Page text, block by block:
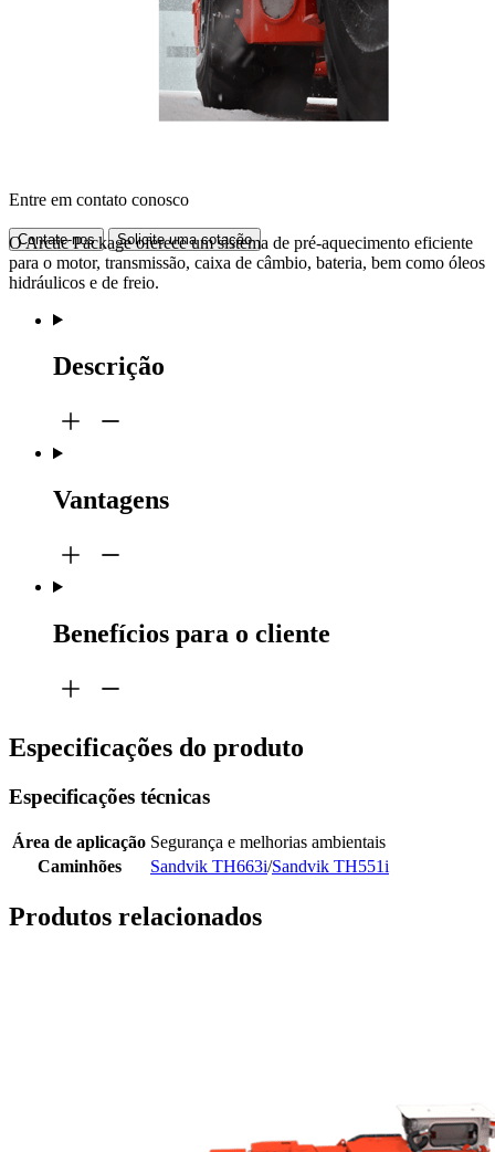
Entre em contato conosco
Contate-nos Solicite uma cotação
O Arctic Package oferece um sistema de pré-aquecimento eficiente
para o motor, transmissão, caixa de câmbio, bateria, bem como óleos
hidráulicos e de freio.
Descrição
Vantagens
Benefícios para o cliente
Especificações do produto
Especificações técnicas
Área de aplicação Segurança e melhorias ambientais
Caminhões
Sandvik TH663i/Sandvik TH551i
Produtos relacionados